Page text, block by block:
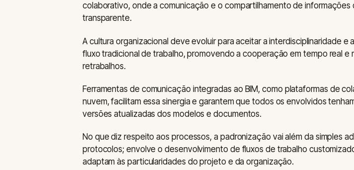
colaborativo, onde a comunicação e o compartilhamento de informações
transparente.
A cultura organizacional deve evoluir para aceitar a interdisciplinaridade e
fluxo tradicional de trabalho, promovendo a cooperação em tempo real e
retrabalhos.
Ferramentas de comunicação integradas ao BIM, como plataformas de
nuvem, facilitam essa sinergia e garantem que todos os envolvidos
versões atualizadas dos modelos e documentos.
No que diz respeito aos processos, a padronização vai além da simples
protocolos; envolve o desenvolvimento de fluxos de trabalho
adaptam às particularidades do projeto e da organização.